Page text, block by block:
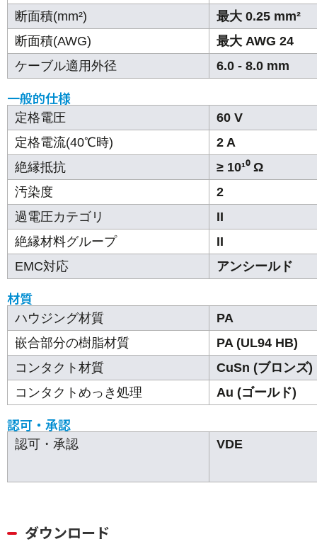
断面積(mm²)
最大 0.25 mm²
断面積(AWG)
最大 AWG 24
ケーブル適用外径
6.0 - 8.0 mm
一般的仕様
定格電圧
60 V
定格電流(40℃時)
2 A
絶縁抵抗
≥ 10¹⁰ Ω
汚染度
2
過電圧カテゴリ
II
絶縁材料グループ
II
EMC対応
アンシールド
材質
ハウジング材質
PA
嵌合部分の樹脂材質
PA (UL94 HB)
コンタクト材質
CuSn (ブロンズ)
コンタクトめっき処理
Au (ゴールド)
認可・承認
認可・承認 VDE
ダウンロード